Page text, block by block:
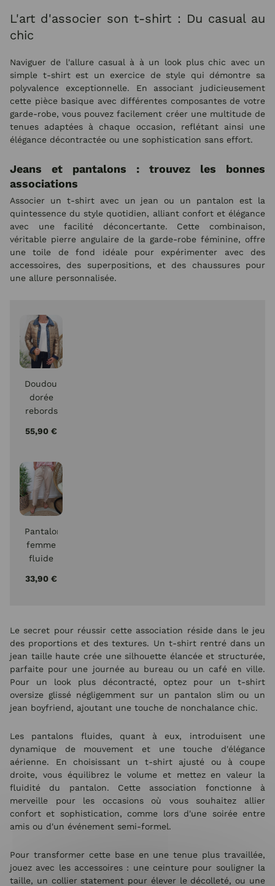
L'art d'associer son t-shirt : Du casual au
chic
Naviguer de l'allure casual à à un look plus chic avec un
simple t-shirt est un exercice de style qui démontre sa
polyvalence exceptionnelle. En associant judicieusement
cette pièce basique avec différentes composantes de votre
garde-robe, vous pouvez facilement créer une multitude de
tenues adaptées à chaque occasion, reflétant ainsi une
élégance décontractée ou une sophistication sans effort.
Jeans et pantalons : trouvez les bonnes
associations
Associer un t-shirt avec un jean ou un pantalon est la
quintessence du style quotidien, alliant confort et élégance
avec une facilité déconcertante. Cette combinaison,
véritable pierre angulaire de la garde-robe féminine, offre
une toile de fond idéale pour expérimenter avec des
accessoires, des superpositions, et des chaussures pour
une allure personnalisée.
Doudoune
dorée
rebords
55,90 €
Pantalon
femme
fluide
Beige
33,90 €
Le secret pour réussir cette association réside dans le jeu
des proportions et des textures. Un t-shirt rentré dans un
jean taille haute crée une silhouette élancée et structurée,
parfaite pour une journée au bureau ou un café en ville.
Pour un look plus décontracté, optez pour un t-shirt
oversize glissé négligemment sur un pantalon slim ou un
jean boyfriend, ajoutant une touche de nonchalance chic.
Les pantalons fluides, quant à eux, introduisent une
dynamique de mouvement et une touche d'élégance
aérienne. En choisissant un t-shirt ajusté ou à coupe
droite, vous équilibrez le volume et mettez en valeur la
fluidité du pantalon. Cette association fonctionne à
merveille pour les occasions où vous souhaitez allier
confort et sophistication, comme lors d'une soirée entre
amis ou d'un événement semi-formel.
Pour transformer cette base en une tenue plus travaillée,
jouez avec les accessoires : une ceinture pour souligner la
taille, un collier statement pour élever le décolleté, ou une